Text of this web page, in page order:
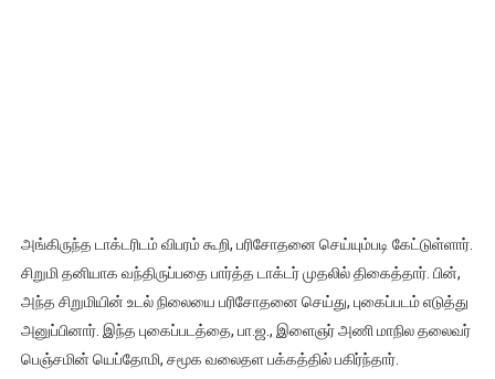
அங்கிருந்த டாக்டரிடம் விபரம் கூறி, பரிசோதனை செய்யும்படி கேட்டுள்ளார்.
சிறுமி தனியாக வந்திருப்பதை பார்த்த டாக்டர் முதலில் திகைத்தார். பின்,
அந்த சிறுமியின் உடல் நிலையை பரிசோதனை செய்து, புகைப்படம் எடுத்து
அனுப்பினார். இந்த புகைப்படத்தை, பா.ஜ., இளைஞர் அணி மாநில தலைவர்
பெஞ்சமின் யெப்தோமி, சமூக வலைதள பக்கத்தில் பகிர்ந்தார்.